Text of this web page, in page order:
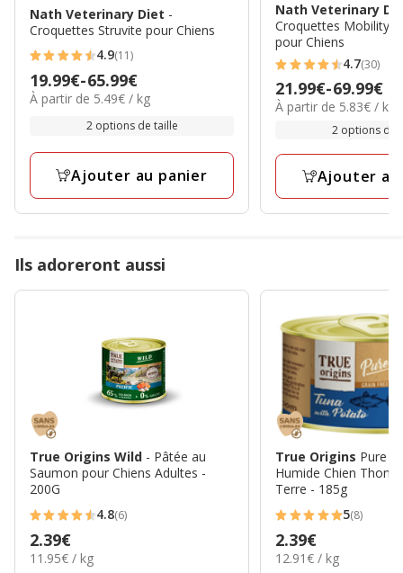
Nath Veterinary Diet -
Croquettes Struvite pour Chiens
4.9
étoiles
avec
avis
4.9(11)
Prix
de
65.99€
19.99€-65.99€
5.49€
À partir de 5.49€ / kg
2 options de taille
Ajouter au panier
Nath Veterinary
Croquettes Mobility
pour Chiens
4.7
étoiles
avec
avis
4.7(30)
Prix
de
à
69.99€
21.99€-69.99€
5.83€
À partir de 5.83€ / kg
2 options de
Ajouter
Ils adoreront aussi
True Origins Wild - Pâtée au
Saumon pour Chiens Adultes -
200G
4.8
étoiles
avec
4.8(6)
Prix
2.39€
2.39€
11.95€
11.95€ / kg
True Origins Pure -
Humide Chien Thon
Terre - 185g
5
étoiles
avec
5(8)
Prix
2.39€
2.39€
12.91€
12.91€ / kg